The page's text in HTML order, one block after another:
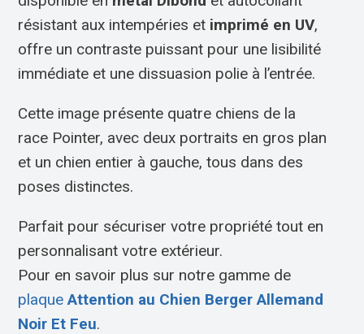
résistant aux intempéries et imprimé en UV,
offre un contraste puissant pour une lisibilité
immédiate et une dissuasion polie à l’entrée.
Cette image présente quatre chiens de la
race Pointer, avec deux portraits en gros plan
et un chien entier à gauche, tous dans des
poses distinctes.
Parfait pour sécuriser votre propriété tout en
personnalisant votre extérieur.
Pour en savoir plus sur notre gamme de
plaqueAttention au Chien Berger Allemand
Noir Et Feu.